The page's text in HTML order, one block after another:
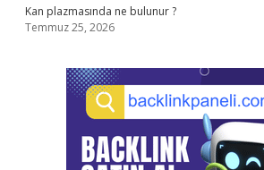
Kan plazmasında ne bulunur ?
Temmuz 25, 2026